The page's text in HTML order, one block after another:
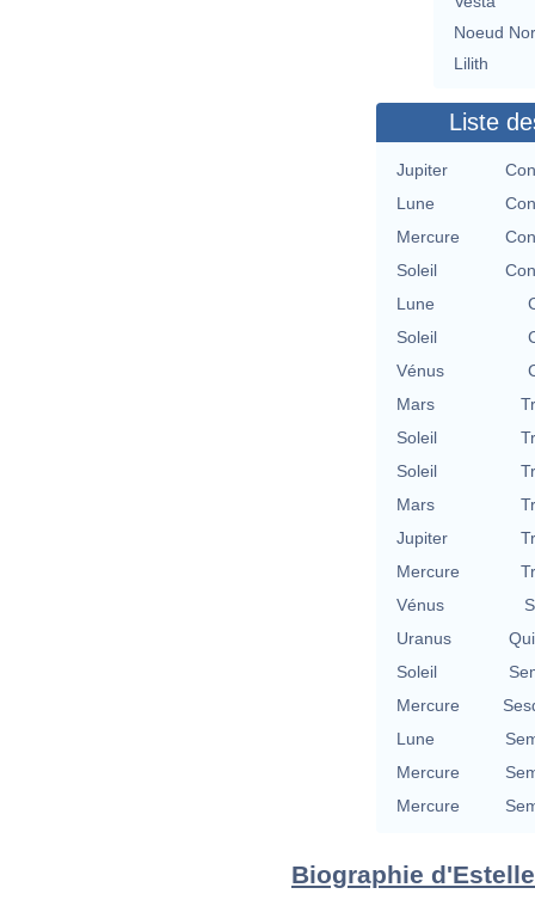
Noeud
Lilith
Liste
Jupiter
Lune
Mercure
Soleil
Lune
Soleil
Vénus
Mars
Soleil
Soleil
Mars
Jupiter
Mercure
Vénus
Uranus
Soleil
Mercure
Lune
Mercure
Mercure
Biographie